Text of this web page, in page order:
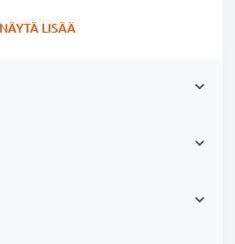
akullesi Ricoh DB-80
kapasiteetilla
NÄYTÄ LISÄÄ